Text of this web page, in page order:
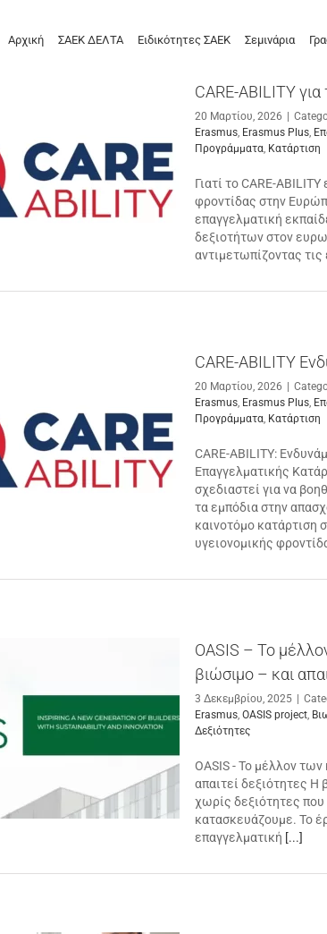
Αρχική ΣΑΕΚ ΔΕΛΤΑ Ειδικότητες ΣΑΕΚ Σεμινάρια
CARE-ABILITY
20 Μαρτίου, 2026
Erasmus, Erasmus Plus,
Προγράμματα, Κατάρτιση
Γιατί το CARE-
φροντίδας στην
επαγγελματική
δεξιοτήτων στον
αντιμετωπίζοντας
CARE-ABILITY
20 Μαρτίου, 2026
Erasmus, Erasmus Plus,
Προγράμματα, Κατάρτιση
CARE-ABILITY:
Επαγγελματικής
σχεδιαστεί για να
τα εμπόδια στην
καινοτόμο κατάρτιση
υγειονομικής
OASIS – Το
βιώσιμο – και
3 Δεκεμβρίου, 2025
Erasmus, OASIS project,
Δεξιότητες
OASIS - Το μέλλον
απαιτεί δεξιότητες Η
χωρίς δεξιότητες
κατασκευάζουμε. Το
επαγγελματική [...]